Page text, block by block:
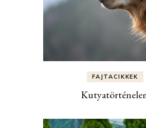
FAJTACIKKEK